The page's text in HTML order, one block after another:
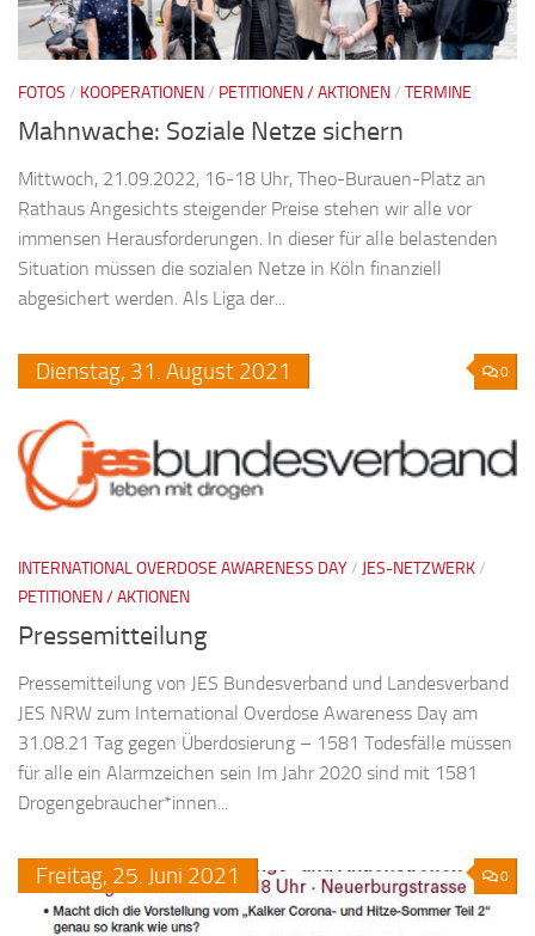
FOTOS / KOOPERATIONEN/ PETITIONEN / AKTIONEN/ TERMINE
Mahnwache: Soziale Netze sichern
Mittwoch, 21.09.2022, 16-18 Uhr, Theo-Burauen-Platz an
Rathaus Angesichts steigender Preise stehen wir alle vor
immensen Herausforderungen. In dieser für alle belastenden
Situation müssen die sozialen Netze in Köln finanziell
abgesichert werden. Als Liga der...
0
Dienstag, 31. August 2021
INTERNATIONAL OVERDOSE AWARENESS DAY/ JES-NETZWERK/
PETITIONEN / AKTIONEN
Pressemitteilung
Pressemitteilung von JES Bundesverband und Landesverband
JES NRW zum International Overdose Awareness Day am
31.08.21 Tag gegen Überdosierung – 1581 Todesfälle müssen
für alle ein Alarmzeichen sein Im Jahr 2020 sind mit 1581
Drogengebraucher*innen...
0
Freitag, 25. Juni 2021